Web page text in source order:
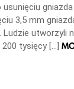
3,5 mm
Ludzie utworzyli
200 tysięcy […]